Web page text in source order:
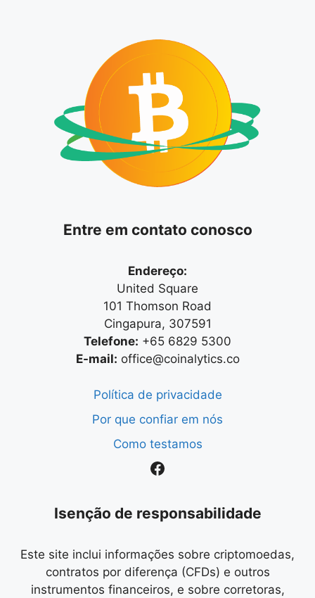
Entre em contato conosco
Endereço:
United Square
101 Thomson Road
Cingapura, 307591
Telefone: +65 6829 5300
E-mail: office@coinalytics.co
Política de privacidade
Por que confiar em nós
Como testamos
Facebook
Isenção de responsabilidade
Este site inclui informações sobre criptomoedas,
contratos por diferença (CFDs) e outros
instrumentos financeiros, e sobre corretoras,